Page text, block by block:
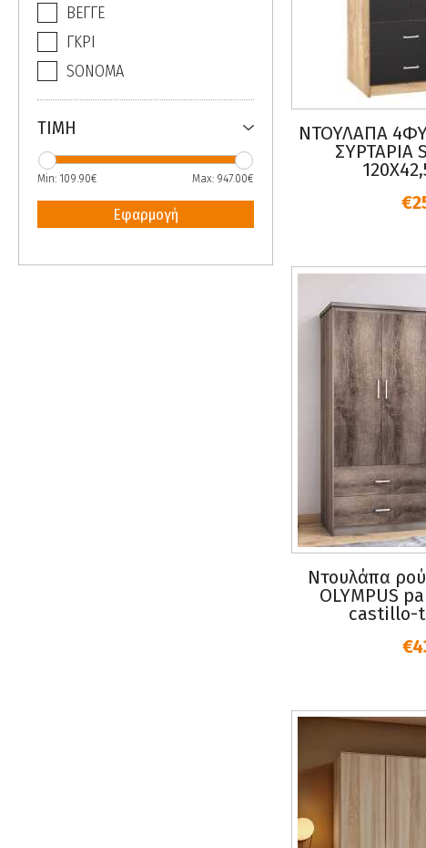
ΒΕΓΓΕ
ΓΚΡΙ
SONOMA
TΙΜΗ
Min: 109.90€ Max: 947.00€
ΝΤΟΥΛΑΠΑ
ΣΥΡΤΑΡΙΑ
Ντουλάπα
OLYMPUS
castillo-